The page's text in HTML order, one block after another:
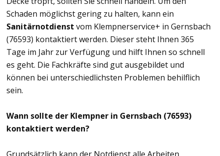
Schaden möglichst gering zu halten, kann ein
Sanitärnotdienst vom Klempnerservice+ in Gernsbach
(76593) kontaktiert werden. Dieser steht Ihnen 365
Tage im Jahr zur Verfügung und hilft Ihnen so schnell
es geht. Die Fachkräfte sind gut ausgebildet und
können bei unterschiedlichsten Problemen behilflich
sein.
Wann sollte der Klempner in Gernsbach (76593)
kontaktiert werden?